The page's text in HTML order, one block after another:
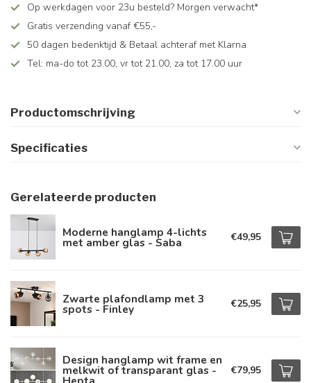
Op werkdagen voor 23u besteld? Morgen verwacht*
Gratis verzending vanaf €55,-
50 dagen bedenktijd & Betaal achteraf met Klarna
Tel: ma-do tot 23.00, vr tot 21.00, za tot 17.00 uur
Productomschrijving
Specificaties
Gerelateerde producten
Moderne hanglamp 4-lichts
met amber glas - Saba €49,95
Zwarte plafondlamp met 3
spots - Finley €25,95
Design hanglamp wit frame en
melkwit of transparant glas - €79,95